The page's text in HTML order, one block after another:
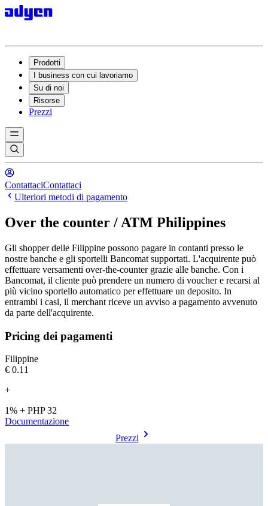
Prodotti
I business con cui lavoriamo
Su di noi
Risorse
Prezzi
ContattaciContattaci
Ulteriori metodi di pagamento
Over the counter / ATM Philippines
Gli shopper delle Filippine possono pagare in contanti presso le
nostre banche e gli sportelli Bancomat supportati. L'acquirente può
effettuare versamenti over-the-counter grazie alle banche. Con i
Bancomat, il cliente può prendere un numero di voucher e recarsi al
più vicino sportello automatico per effettuare un deposito. In
entrambi i casi, il merchant riceve un avviso a pagamento avvenuto
da parte dell'acquirente.
Pricing dei pagamenti
Filippine
€0.11
+
1% + PHP 32
Documentazione
Prezzi